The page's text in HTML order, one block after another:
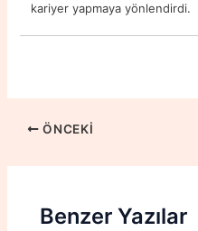
kariyer yapmaya yönlendirdi.
ÖNCEKI
Benzer Yazılar